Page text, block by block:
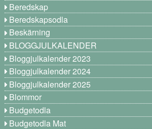
Beredskap
Beredskapsodla
Beskärning
BLOGGJULKALENDER
Bloggjulkalender 2023
Bloggjulkalender 2024
Bloggjulkalender 2025
Blommor
Budgetodla
Budgetodla Mat